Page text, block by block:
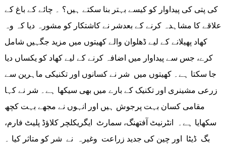
کی پتی کی پیداوار کو کیسے بہتر بنا سکتے ہیں؟ ۔ چائے کے باغ کے
علاقے کا مشاہدہ کرنے کے بعدشر نے کاشتکار کو مشورہ دیا کہ وہ
کھاد پھیلانے کے لیے ڈھلوان والے کھیتوں میں مزید جگہیں شامل
کرے، جس سے پیداوار میں اضافہ کرنے کے لیے کھاد کو یکساں دیا
جا سکتا ہے۔ کھیتوں میں شر نے کسانوں اور تکنیکی ماہرین سے
زرعی مشینری اور تکنیک کے بارے میں بھی سیکھا ہے۔ شر نے کہا
مقامی کسان بہت پرجوش ہیں اور انہوں نے مجھے بہت کچھ
سکھایا ہے۔ انٹرنیٹ آفتھنگ، سمارٹ ایگریکلچر کلاؤڈ پلیٹ فارم،
بگ ڈیٹا اور چین کی جدید زراعت وغیرہ نے شر کو متاثر کیا ۔